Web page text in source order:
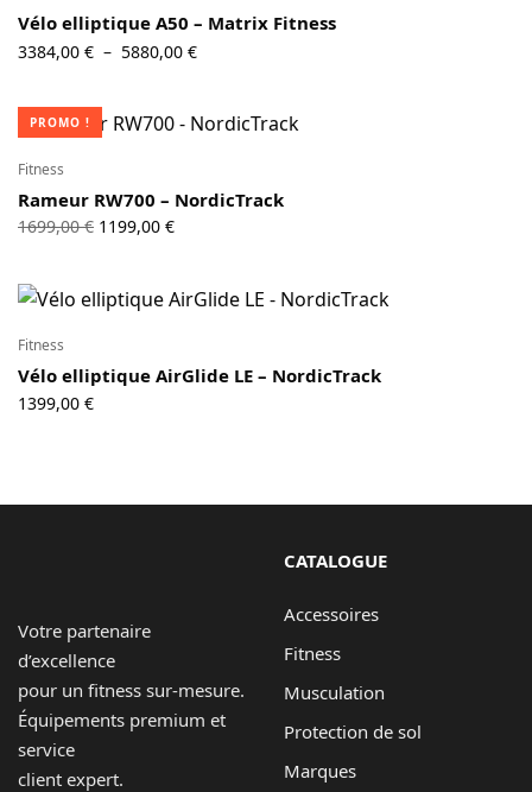
Vélo elliptique A50 – Matrix Fitness
3384,00 € – 5880,00 €Plage de
à
PROMO !
Fitness
Rameur RW700 – NordicTrack
1699,00€ Le prix
1699,00 €.
1199,00 €Le prix
1199,00 €.
Fitness
Vélo elliptique AirGlide LE – NordicTrack
1399,00 €
Votre partenaire
d’excellence
pour un fitness sur-mesure.
Équipements premium et
service
client expert.
CATALOGUE
Accessoires
Fitness
Musculation
Protection de sol
Marques